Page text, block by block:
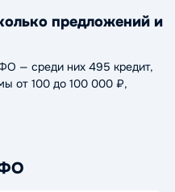
предложений и
— среди них 495 кредит,
от 100 до 100 000 ₽,